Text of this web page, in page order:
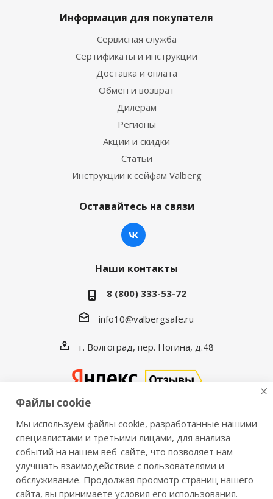
Информация для покупателя
Сервисная служба
Сертификаты и инструкции
Доставка и оплата
Обмен и возврат
Дилерам
Регионы
Акции и скидки
Статьи
Инструкции к сейфам Valberg
Оставайтесь на связи
Наши контакты
8 (800) 333-53-72
info10@valbergsafe.ru
г. Волгоград, пер. Ногина, д.48
2016-2026 © VALBERGSAFE.RU — Интернет-магазин
сейфов Valberg и металлической мебели Практик.
Продажа сейфов для дома и офиса, металлических
шкафов, стеллажей, металлических дверей.
Информация о розничных ценах, технических
Файлы cookie
Мы используем файлы cookie, разработанные нашими
специалистами и третьими лицами, для анализа
событий на нашем веб-сайте, что позволяет нам
улучшать взаимодействие с пользователями и
обслуживание. Продолжая просмотр страниц нашего
сайта, вы принимаете условия его использования.